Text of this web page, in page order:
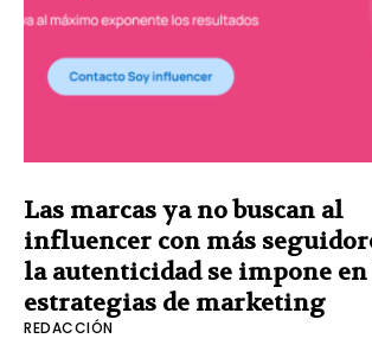
Las marcas ya no buscan al
influencer con más
la autenticidad se impone en
estrategias de marketing
REDACCIÓN